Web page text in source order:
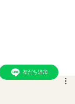
友だち追加